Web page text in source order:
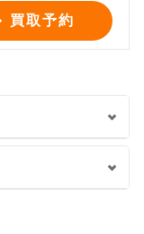
買取予約